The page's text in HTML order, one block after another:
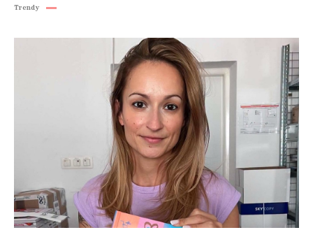
Trendy